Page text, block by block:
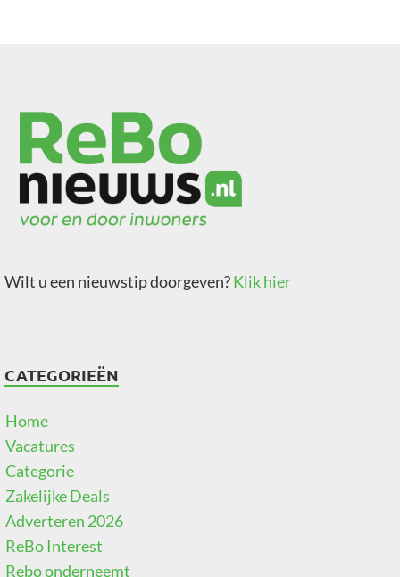
Wilt u een nieuwstip doorgeven?Klik hier
CATEGORIEËN
Home
Vacatures
Categorie
Zakelijke Deals
Adverteren 2026
ReBo Interest
Rebo onderneemt